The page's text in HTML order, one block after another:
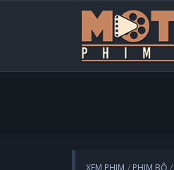
XEM PHIM PHIM BỘ